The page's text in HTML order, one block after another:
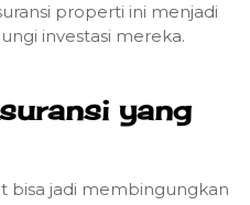
properti ini menjadi
investasi mereka.
yang
bisa jadi membingungkan